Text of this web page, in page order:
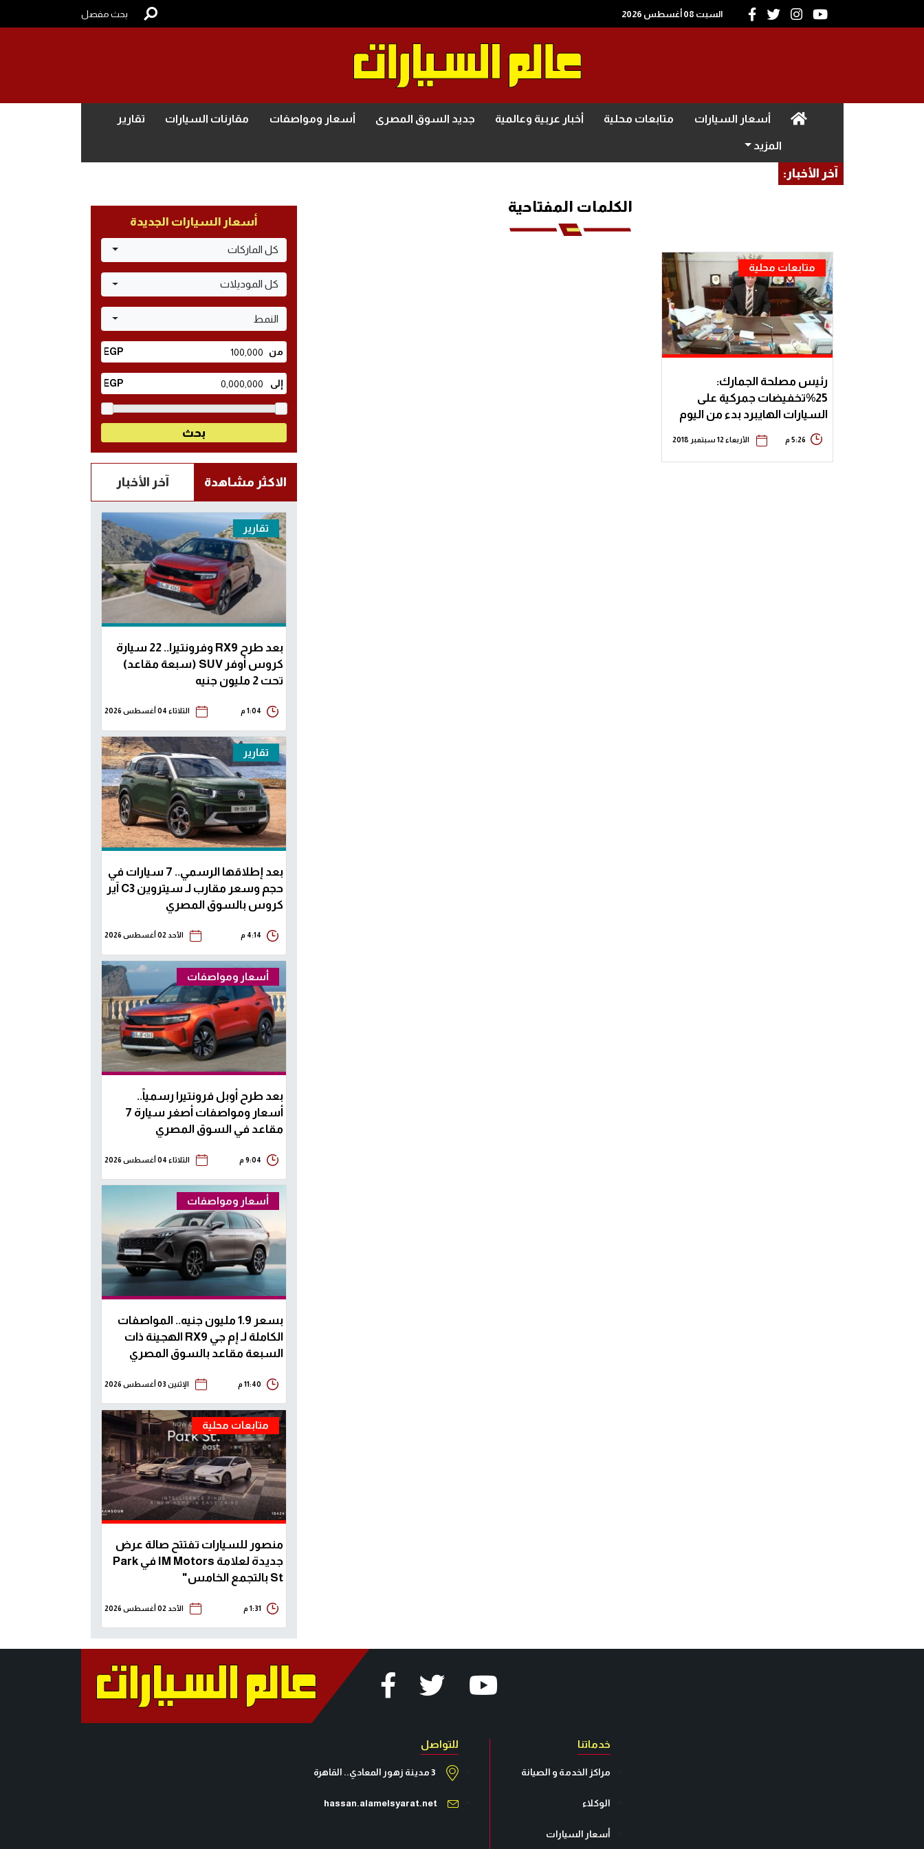
السبت 08 أغسطس 2026 بحث مفصل
(current) أسعار السيارات متابعات محلية أخبار عربية وعالمية جديد السوق المصرى أسعار ومواصفات مقارنات السيارات تقارير
المزيد
آخر الأخبار:
الكلمات المفتاحية
متابعات محلية
رئيس مصلحة الجمارك:
25%تخفيضات جمركية على
السيارات الهايبرد بدء من اليوم
5:26 م الأربعاء 12 سبتمبر 2018
أسعار السيارات الجديدة
كل الماركات
كل الموديلات
النمط
الاكثر مشاهدة آخر الأخبار
تقارير
بعد طرح RX9 وفرونتيرا.. 22 سيارة
كروس أوفر SUV (سبعة مقاعد)
تحت 2 مليون جنيه
1:04 م الثلاثاء 04 أغسطس 2026
تقارير
بعد إطلاقها الرسمي.. 7 سيارات في
حجم وسعر مقارب لـ سيتروين C3 آير
كروس بالسوق المصري
4:14 م الأحد 02 أغسطس 2026
أسعار ومواصفات
بعد طرح أوبل فرونتيرا رسمياً..
أسعار ومواصفات أصغر سيارة 7
مقاعد في السوق المصري
9:04 م الثلاثاء 04 أغسطس 2026
أسعار ومواصفات
بسعر 1.9 مليون جنيه.. المواصفات
الكاملة لـ إم جي RX9 الهجينة ذات
السبعة مقاعد بالسوق المصري
11:40 م الإثنين 03 أغسطس 2026
متابعات محلية
منصور للسيارات تفتتح صالة عرض
جديدة لعلامة IM Motors في Park
St بالتجمع الخامس"
1:31 م الأحد 02 أغسطس 2026
خدماتنا
مراكز الخدمة و الصيانة
الوكلاء
أسعار السيارات
للتواصل
3 مدينة زهور المعادي.. القاهرة
hassan.alamelsyarat.net